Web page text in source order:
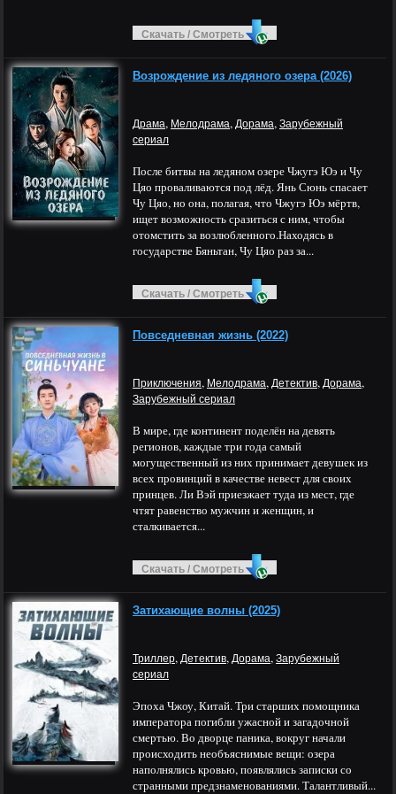
Скачать / Смотреть
Возрождение из ледяного озера (2026)
Драма, Мелодрама, Дорама, Зарубежный
сериал
После битвы на ледяном озере Чжугэ Юэ и Чу
Цяо проваливаются под лёд. Янь Сюнь спасает
Чу Цяо, но она, полагая, что Чжугэ Юэ мёртв,
ищет возможность сразиться с ним, чтобы
отомстить за возлюбленного.Находясь в
государстве Бяньтан, Чу Цяо раз за...
Скачать / Смотреть
Повседневная жизнь (2022)
Приключения, Мелодрама, Детектив, Дорама,
Зарубежный сериал
В мире, где континент поделён на девять
регионов, каждые три года самый
могущественный из них принимает девушек из
всех провинций в качестве невест для своих
принцев. Ли Вэй приезжает туда из мест, где
чтят равенство мужчин и женщин, и
сталкивается...
Скачать / Смотреть
Затихающие волны (2025)
Триллер, Детектив, Дорама, Зарубежный
сериал
Эпоха Чжоу, Китай. Три старших помощника
императора погибли ужасной и загадочной
смертью. Во дворце паника, вокруг начали
происходить необъяснимые вещи: озера
наполнялись кровью, появлялись записки со
странными предзнаменованиями. Талантливый...